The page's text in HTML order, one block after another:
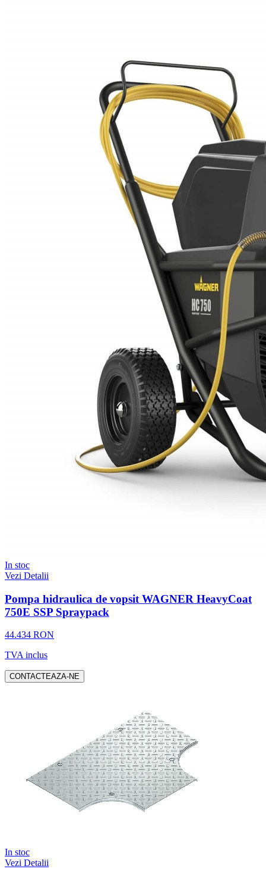
In stoc
Vezi Detalii
Pompa hidraulica de vopsit WAGNER HeavyCoat
750E SSP Spraypack
44.434 RON
TVA inclus
CONTACTEAZA-NE
In stoc
Vezi Detalii